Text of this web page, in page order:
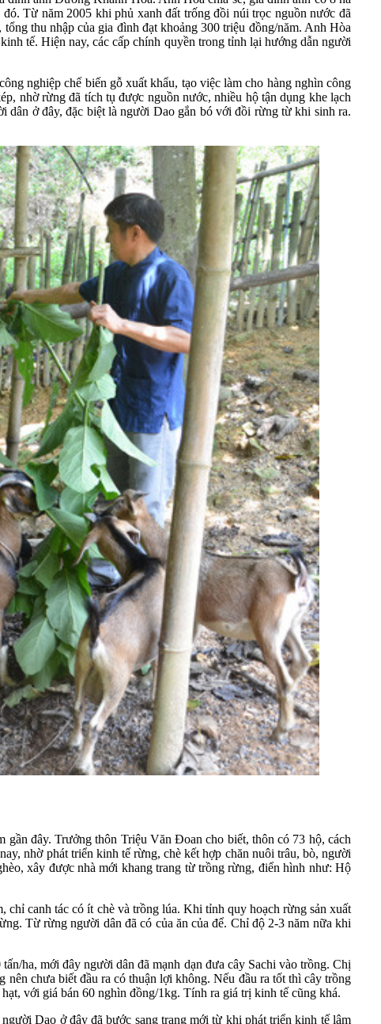
Từ năm 2005 khi phủ xanh đất trống đồi núi trọc nguồn nước đã
thu nhập của gia đình đạt khoảng 300 triệu đồng/năm. Anh Hòa
tế. Hiện nay, các cấp chính quyền trong tỉnh lại hướng dẫn người
nghiệp chế biến gỗ xuất khẩu, tạo việc làm cho hàng nghìn công
nhờ rừng đã tích tụ được nguồn nước, nhiều hộ tận dụng khe lạch
dân ở đây, đặc biệt là người Dao gắn bó với đồi rừng từ khi sinh ra.
đây. Trưởng thôn Triệu Văn Đoan cho biết, thôn có 73 hộ, cách
nhờ phát triển kinh tế rừng, chè kết hợp chăn nuôi trâu, bò, người
xây được nhà mới khang trang từ trồng rừng, điển hình như: Hộ
canh tác có ít chè và trồng lúa. Khi tỉnh quy hoạch rừng sản xuất
Từ rừng người dân đã có của ăn của để. Chỉ độ 2-3 năm nữa khi
ha, mới đây người dân đã mạnh dạn đưa cây Sachi vào trồng. Chị
chưa biết đầu ra có thuận lợi không. Nếu đầu ra tốt thì cây trồng
với giá bán 60 nghìn đồng/1kg. Tính ra giá trị kinh tế cũng khá.
Dao ở đây đã bước sang trang mới từ khi phát triển kinh tế lâm